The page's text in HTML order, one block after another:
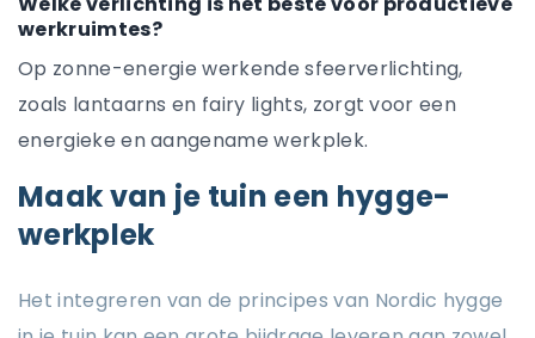
werkruimtes?
Op zonne-energie werkende sfeerverlichting,
zoals lantaarns en fairy lights, zorgt voor een
energieke en aangename werkplek.
Maak van je tuin een hygge-
werkplek
Het integreren van de principes van Nordic hygge